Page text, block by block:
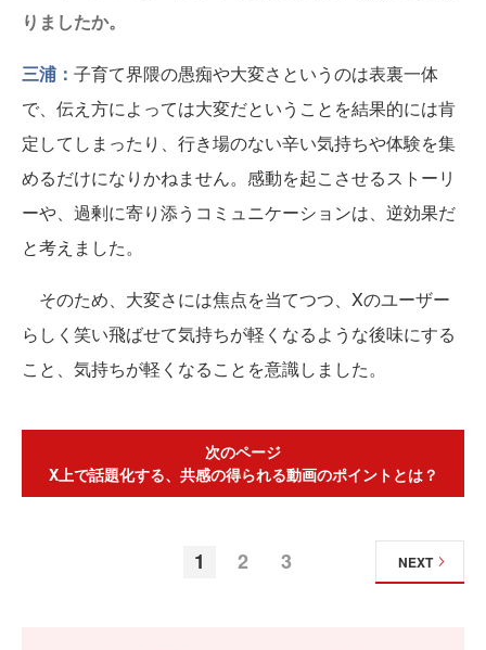
りましたか。
三浦： 子育て界隈の愚痴や大変さというのは表裏一体
で、伝え方によっては大変だということを結果的には肯
定してしまったり、行き場のない辛い気持ちや体験を集
めるだけになりかねません。感動を起こさせるストーリ
ーや、過剰に寄り添うコミュニケーションは、逆効果だ
と考えました。
そのため、大変さには焦点を当てつつ、Xのユーザー
らしく笑い飛ばせて気持ちが軽くなるような後味にする
こと、気持ちが軽くなることを意識しました。
次のページ
X上で話題化する、共感の得られる動画のポイントとは？
1 2 3 NEXT